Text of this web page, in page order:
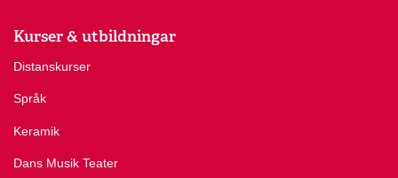
Kurser & utbildningar
Distanskurser
Språk
Keramik
Dans Musik Teater